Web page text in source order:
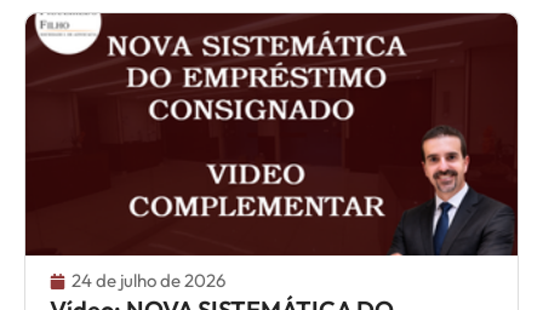
24 de julho de 2026